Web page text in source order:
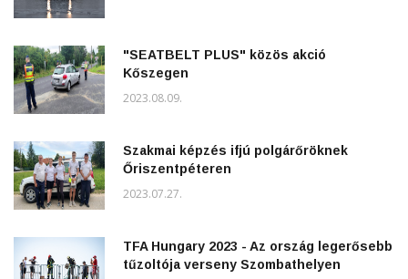
"SEATBELT PLUS" közös akció
Kőszegen
2023.08.09.
Szakmai képzés ifjú polgárőröknek
Őriszentpéteren
2023.07.27.
TFA Hungary 2023 - Az ország legerősebb
tűzoltója verseny Szombathelyen